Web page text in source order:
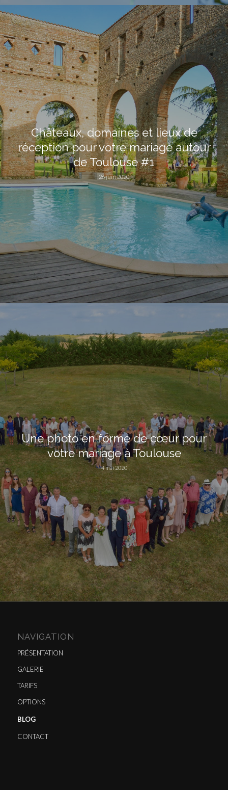
Châteaux, domaines et lieux de
réception pour votre mariage autour
de Toulouse #1
26 juin 2020
Une photo en forme de cœur pour
votre mariage à Toulouse
4 mai 2020
NAVIGATION
PRÉSENTATION
GALERIE
TARIFS
OPTIONS
BLOG
CONTACT